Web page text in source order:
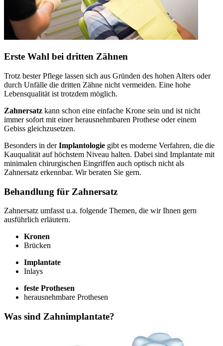
Erste Wahl bei dritten Zähnen
Trotz bester Pflege lassen sich aus Gründen des hohen Alters oder
durch Unfälle die dritten Zähne nicht vermeiden. Eine hohe
Lebensqualität ist trotzdem möglich.
Zahnersatz kann schon eine einfache Krone sein und ist nicht
immer sofort mit einer herausnehmbaren Prothese oder einem
Gebiss gleichzusetzen.
Besonders in derImplantologie gibt es moderne Verfahren, die die
Kauqualität auf höchstem Niveau halten. Dabei sind Implantate mit
minimalen chirurgischen Eingriffen auch optisch nicht als
Zahnersatz erkennbar. Wir beraten Sie gern.
Behandlung für Zahnersatz
Zahnersatz umfasst u.a. folgende Themen, die wir Ihnen gern
ausführlich erläutern.
Kronen
Brücken
Implantate
Inlays
feste Prothesen
herausnehmbare Prothesen
Was sind Zahnimplantate?